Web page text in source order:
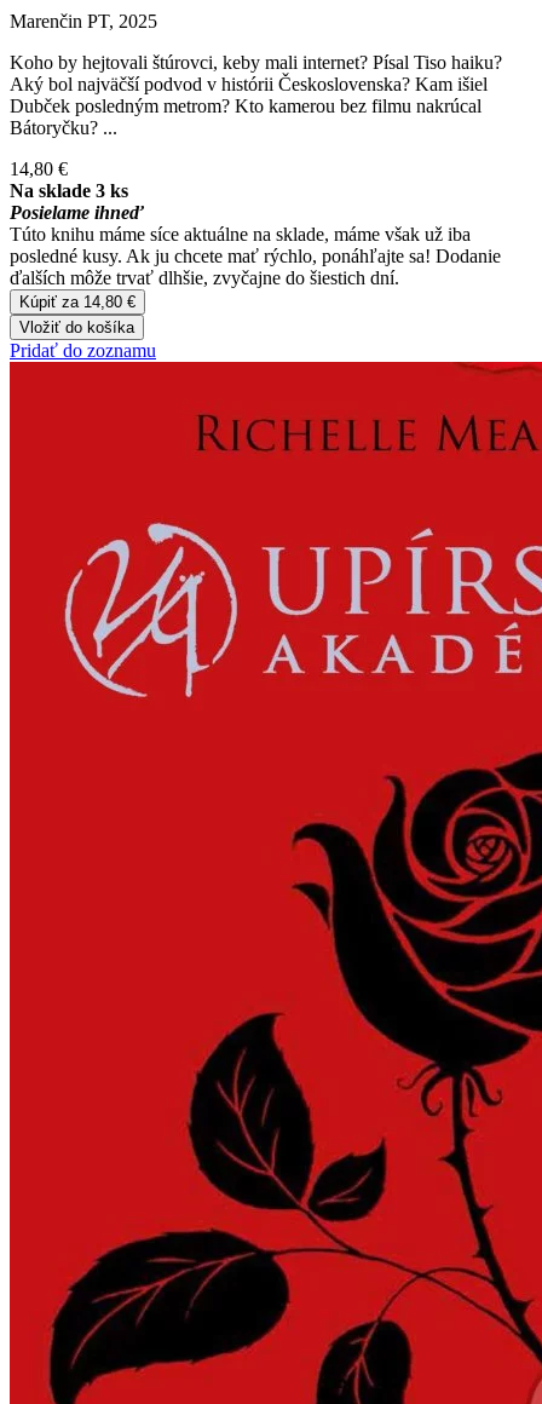
Marenčin PT, 2025
Koho by hejtovali štúrovci, keby mali internet? Písal Tiso haiku?
Aký bol najväčší podvod v histórii Československa? Kam išiel
Dubček posledným metrom? Kto kamerou bez filmu nakrúcal
Bátoryčku? ...
14,80 €
Na sklade 3 ks
Posielame ihneď
Túto knihu máme síce aktuálne na sklade, máme však už iba
posledné kusy. Ak ju chcete mať rýchlo, ponáhľajte sa! Dodanie
ďalších môže trvať dlhšie, zvyčajne do šiestich dní.
Kúpiť za 14,80 €
Vložiť do košíka
Pridať do zoznamu